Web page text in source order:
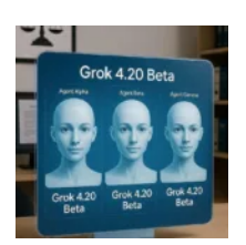
p
m